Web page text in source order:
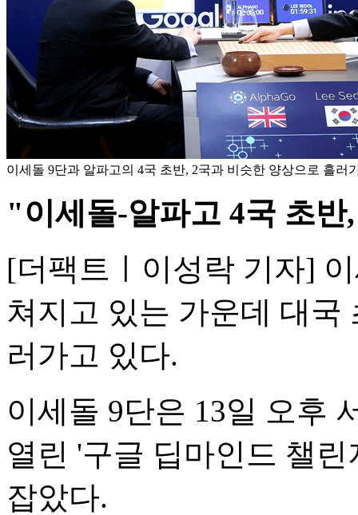
이세돌 9단과 알파고의 4국 초반, 2국과 비슷한 양상으로 흘러
"이세돌-알파고 4국 초
[더팩트ㅣ이성락 기자]
쳐지고 있는 가운데 대국
러가고 있다.
이세돌 9단은 13일 오후
열린 '구글 딥마인드 챌
잡았다.